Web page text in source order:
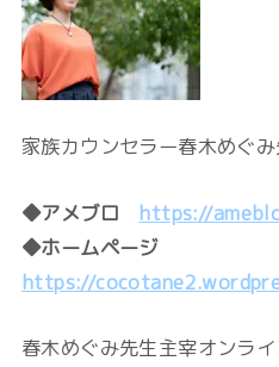
家族カウンセラー春木めぐ
◆アメブロ
https://
◆ホームページ
https://
春木めぐみ先生主宰オンラ